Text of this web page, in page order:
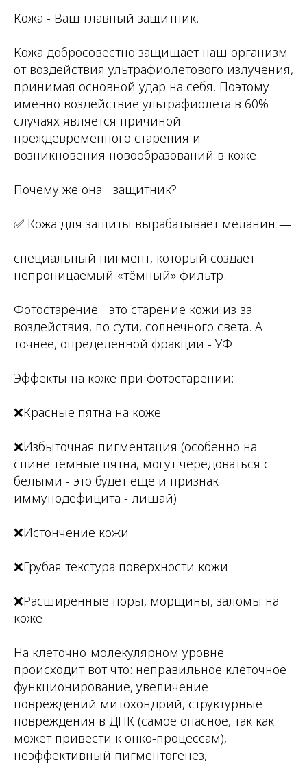
Кожа - Ваш главный защитник.
Кожа добросовестно защищает наш организм
от воздействия ультрафиолетового излучения,
принимая основной удар на себя. Поэтому
именно воздействие ультрафиолета в 60%
случаях является причиной
преждевременного старения и
возникновения новообразований в коже.
Почему же она - защитник?
✅ Кожа для защиты вырабатывает меланин —
специальный пигмент, который создает
непроницаемый «тёмный» фильтр.
Фотостарение - это старение кожи из-за
воздействия, по сути, солнечного света. А
точнее, определенной фракции - УФ.
Эффекты на коже при фотостарении:
❌Красные пятна на коже
❌Избыточная пигментация (особенно на
спине темные пятна, могут чередоваться с
белыми - это будет еще и признак
иммунодефицита - лишай)
❌Истончение кожи
❌Грубая текстура поверхности кожи
❌Расширенные поры, морщины, заломы на
коже
На клеточно-молекулярном уровне
происходит вот что: неправильное клеточное
функционирование, увеличение
повреждений митохондрий, структурные
повреждения в ДНК (самое опасное, так как
может привести к онко-процессам),
неэффективный пигментогенез,